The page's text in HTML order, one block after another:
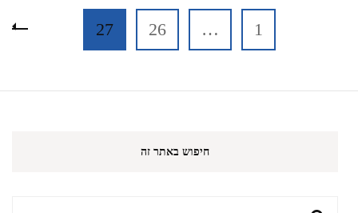
pagination
עמוד1
… עמוד
26 עמוד
27
חיפוש באתר זה